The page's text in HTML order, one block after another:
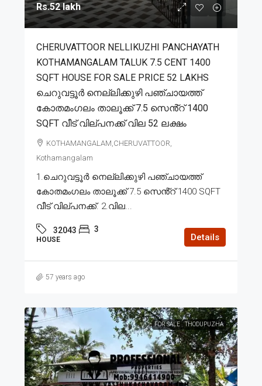
Rs.52 lakh
CHERUVATTOOR NELLIKUZHI PANCHAYATH
KOTHAMANGALAM TALUK 7.5 CENT 1400
SQFT HOUSE FOR SALE PRICE 52 LAKHS
ചെറുവട്ടൂർ നെല്ലിക്കുഴി പഞ്ചായത്ത്
കോതമംഗലം താലൂക്ക് 7.5 സെൻ്റ് 1400
SQFT വീട് വില്പനക്ക് വില 52 ലക്ഷം
KOTHAMANGALAM,CHERUVATTOOR,
Kothamangalam
1.ചെറുവട്ടൂർ നെല്ലിക്കുഴി പഞ്ചായത്ത്
കോതമംഗലം താലൂക്ക് 7.5 സെൻ്റ് 1400 SQFT
വീട് വില്പനക്ക്. 2.വില...
32043 3
HOUSE Details
57 years ago
FOR SALE THODUPUZHA